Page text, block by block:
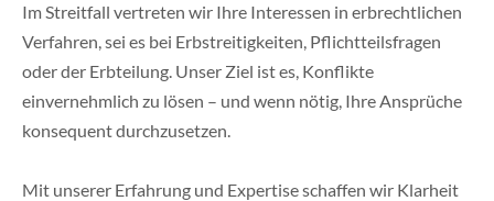
Im Streitfall vertreten wir Ihre Interessen in erbrechtlichen
Verfahren, sei es bei Erbstreitigkeiten, Pflichtteilsfragen
oder der Erbteilung. Unser Ziel ist es, Konflikte
einvernehmlich zu lösen – und wenn nötig, Ihre Ansprüche
konsequent durchzusetzen.
Mit unserer Erfahrung und Expertise schaffen wir Klarheit